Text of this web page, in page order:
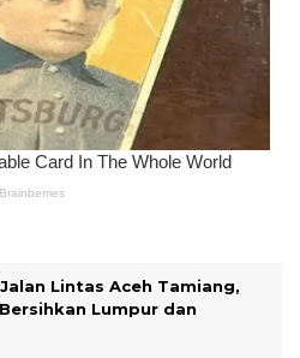
Lintas Aceh Tamiang,
Lumpur dan